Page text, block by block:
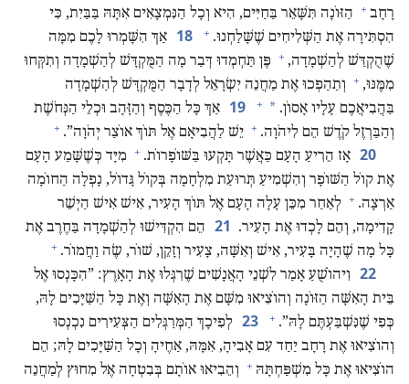
רָחָב + הַזּוֹנָה תִּשָּׁאֵר בַּחַיִּים,‏ הִיא וְכָל הַנִּמְצָאִים אִתָּהּ בַּבַּיִת,‏ כִּי
הִסְתִּירָה אֶת הַשְּׁלִיחִים שֶׁשָּׁלַחְנוּ.‏ +
18 אַךְ הִשָּׁמְרוּ לָכֶם מִמָּה
שֶׁהֻקְדַּשׁ לְהַשְׁמָדָה,‏ + פֶּן תַּחְמְדוּ דְּבַר מָה הַמֻּקְדָּשׁ לְהַשְׁמָדָה וְתִקְּחוּ
מִמֶּנּוּ,‏ + וְתַהַפְכוּ אֶת מַחֲנֵה יִשְׂרָאֵל לְדָבָר הַמֻּקְדָּשׁ לְהַשְׁמָדָה
בַּהֲבִיאֲכֶם עָלָיו אָסוֹן.‏ *
+
19 אַךְ כָּל הַכֶּסֶף וְהַזָּהָב וּכְלֵי הַנְּחֹשֶׁת
וְהַבַּרְזֶל קֹדֶשׁ הֵם לִיהֹוָה.‏ + יֵשׁ לַהֲבִיאָם אֶל תּוֹךְ אוֹצַר יְהֹוָה”‏.‏ +
20 אָז הֵרִיעַ הָעָם כַּאֲשֶׁר תָּקְעוּ בַּשּׁוֹפָרוֹת.‏ + מִיָּד כְּשֶׁשָּׁמַע הָעָם
אֶת קוֹל הַשּׁוֹפָר וְהִשְׁמִיעַ תְּרוּעַת מִלְחָמָה בְּקוֹל גָּדוֹל,‏ נָפְלָה הַחוֹמָה
אַרְצָה.‏ + לְאַחַר מִכֵּן עָלָה הָעָם אֶל תּוֹךְ הָעִיר,‏ אִישׁ אִישׁ הַיְשֵׁר
קָדִימָה,‏ וְהֵם לָכְדוּ אֶת הָעִיר.‏ 21 הֵם הִקְדִּישׁוּ לְהַשְׁמָדָה בַּחֶרֶב אֶת
כָּל מָה שֶׁהָיָה בָּעִיר,‏ אִישׁ וְאִשָּׁה,‏ צָעִיר וְזָקֵן,‏ שׁוֹר,‏ שֶׂה וַחֲמוֹר.‏ +
22 וִיהוֹשֻׁעַ אָמַר לִשְׁנֵי הָאֲנָשִׁים שֶׁרִגְּלוּ אֶת הָאָרֶץ:‏ ”‏הִכָּנְסוּ אֶל
בֵּית הָאִשָּׁה הַזּוֹנָה וְהוֹצִיאוּ מִשָּׁם אֶת הָאִשָּׁה וְאֶת כָּל הַשַּׁיָּכִים לָהּ,‏
כְּפִי שֶׁנִּשְׁבַּעְתֶּם לָהּ”‏.‏ +
23 לְפִיכָךְ הַמְּרַגְּלִים הַצְּעִירִים נִכְנְסוּ
וְהוֹצִיאוּ אֶת רָחָב יַחַד עִם אָבִיהָ,‏ אִמָּהּ,‏ אַחֶיהָ וְכָל הַשַּׁיָּכִים לָהּ;‏ הֵם
הוֹצִיאוּ אֶת כָּל מִשְׁפַּחְתָּהּ + וְהֵבִיאוּ אוֹתָם בְּבִטְחָה אֶל מִחוּץ לְמַחֲנֵה